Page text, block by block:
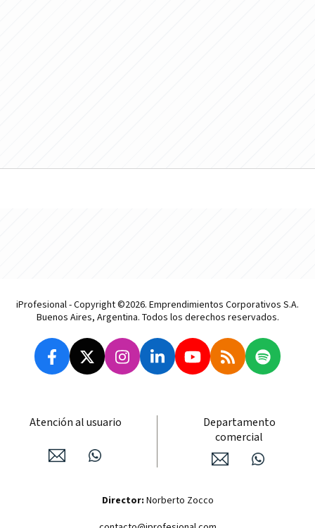
iProfesional - Copyright ©2026. Emprendimientos Corporativos S.A.
Buenos Aires, Argentina. Todos los derechos reservados.
Atención al usuario
Departamento
comercial
Director: Norberto Zocco